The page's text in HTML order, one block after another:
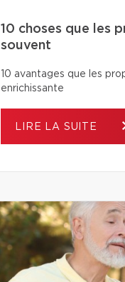
10 choses que les
souvent
10 avantages que les
enrichissante
LIRE LA SUITE